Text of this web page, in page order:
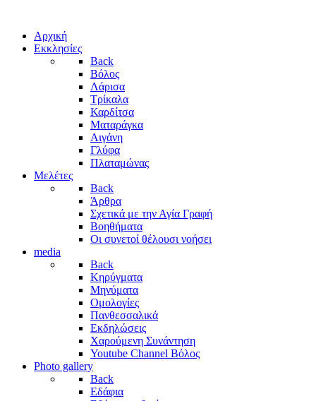
Αρχική
Εκκλησίες
Back
Βόλος
Λάρισα
Τρίκαλα
Καρδίτσα
Ματαράγκα
Αιγάνη
Γλύφα
Πλαταμώνας
Μελέτες
Back
Άρθρα
Σχετικά με την Αγία Γραφή
Βοηθήματα
Οι συνετοί θέλουσι νοήσει
media
Back
Κηρύγματα
Μηνύματα
Ομολογίες
Πανθεσσαλικά
Εκδηλώσεις
Χαρούμενη Συνάντηση
Youtube Channel Βόλος
Photo gallery
Back
Εδάφια